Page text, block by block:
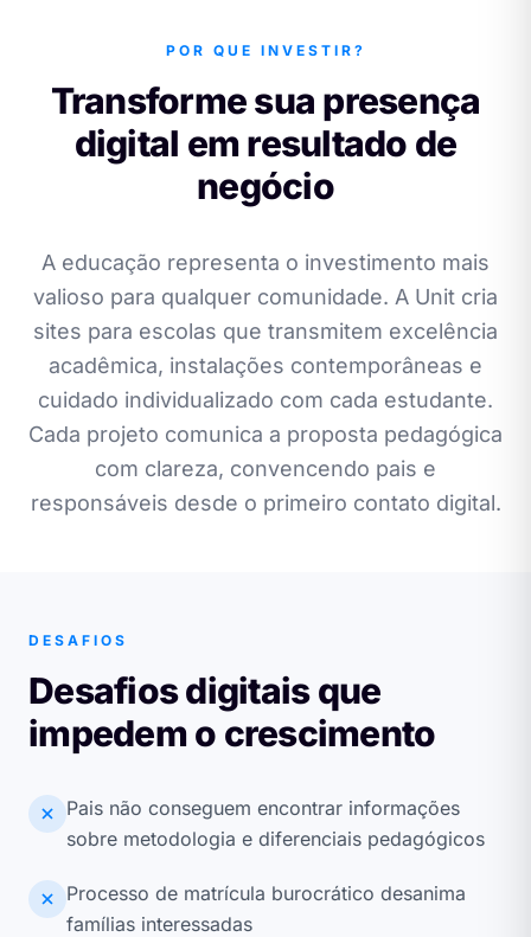
POR QUE INVESTIR?
Transforme sua presença
digital em resultado de
negócio
A educação representa o investimento mais
valioso para qualquer comunidade. A Unit cria
sites para escolas que transmitem excelência
acadêmica, instalações contemporâneas e
cuidado individualizado com cada estudante.
Cada projeto comunica a proposta pedagógica
com clareza, convencendo pais e
responsáveis desde o primeiro contato digital.
DESAFIOS
Desafios digitais que
impedem o crescimento
Pais não conseguem encontrar informações
sobre metodologia e diferenciais pedagógicos
Processo de matrícula burocrático desanima
famílias interessadas